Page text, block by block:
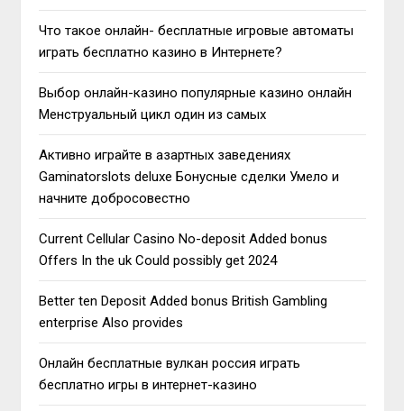
Что такое онлайн- бесплатные игровые автоматы
играть бесплатно казино в Интернете?
Выбор онлайн-казино популярные казино онлайн
Менструальный цикл один из самых
Активно играйте в азартных заведениях
Gaminatorslots deluxe Бонусные сделки Умело и
начните добросовестно
Current Cellular Casino No-deposit Added bonus
Offers In the uk Could possibly get 2024
Better ten Deposit Added bonus British Gambling
enterprise Also provides
Онлайн бесплатные вулкан россия играть
бесплатно игры в интернет-казино